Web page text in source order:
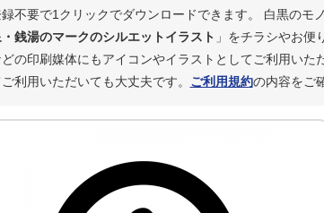
不要で1クリックでダウンロードできます。 白黒のモ
銭湯のマークのシルエットイラスト 」をチラシやお便
の印刷媒体にもアイコンやイラストとしてご利用い
利用いただいても大丈夫です。 ご利用規約の内容をご